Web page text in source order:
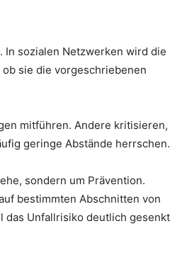
In sozialen Netzwerken wird die
sie die vorgeschriebenen
mitführen. Andere kritisieren,
geringe Abstände herrschen.
sondern um Prävention.
bestimmten Abschnitten von
das Unfallrisiko deutlich gesenkt